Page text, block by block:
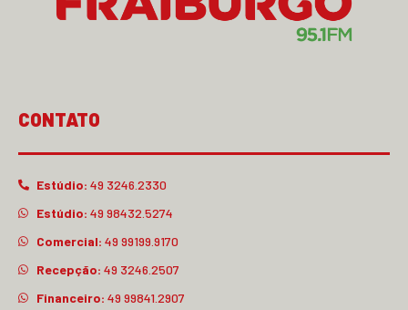
CONTATO
Estúdio: 49 3246.2330
Estúdio: 49 98432.5274
Comercial: 49 99199.9170
Recepção: 49 3246.2507
Financeiro: 49 99841.2907